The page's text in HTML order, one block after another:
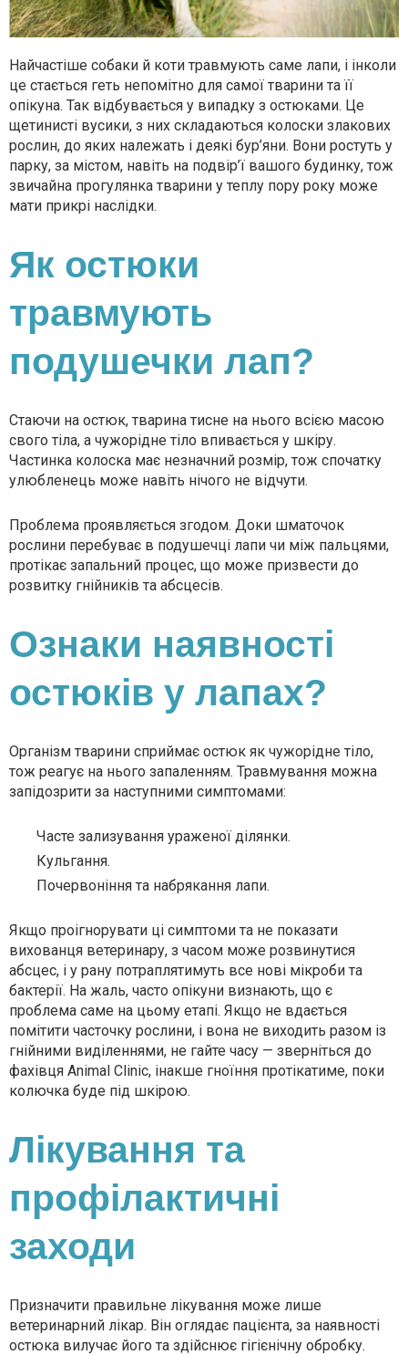
Найчастіше собаки й коти травмують саме лапи, і інколи
це стається геть непомітно для самої тварини та її
опікуна. Так відбувається у випадку з остюками. Це
щетинисті вусики, з них складаються колоски злакових
рослин, до яких належать і деякі бур’яни. Вони ростуть у
парку, за містом, навіть на подвір’ї вашого будинку, тож
звичайна прогулянка тварини у теплу пору року може
мати прикрі наслідки.
Як остюки
травмують
подушечки лап?
Стаючи на остюк, тварина тисне на нього всією масою
свого тіла, а чужорідне тіло впивається у шкіру.
Частинка колоска має незначний розмір, тож спочатку
улюбленець може навіть нічого не відчути.
Проблема проявляється згодом. Доки шматочок
рослини перебуває в подушечці лапи чи між пальцями,
протікає запальний процес, що може призвести до
розвитку гнійників та абсцесів.
Ознаки наявності
остюків у лапах?
Організм тварини сприймає остюк як чужорідне тіло,
тож реагує на нього запаленням. Травмування можна
запідозрити за наступними симптомами:
Часте зализування ураженої ділянки.
Кульгання.
Почервоніння та набрякання лапи.
Якщо проігнорувати ці симптоми та не показати
вихованця ветеринару, з часом може розвинутися
абсцес, і у рану потраплятимуть все нові мікроби та
бактерії. На жаль, часто опікуни визнають, що є
проблема саме на цьому етапі. Якщо не вдається
помітити часточку рослини, і вона не виходить разом із
гнійними виділеннями, не гайте часу — зверніться до
фахівця Animal Clinic, інакше гноїння протікатиме, поки
колючка буде під шкірою.
Лікування та
профілактичні
заходи
Призначити правильне лікування може лише
ветеринарний лікар. Він оглядає пацієнта, за наявності
остюка вилучає його та здійснює гігієнічну обробку.